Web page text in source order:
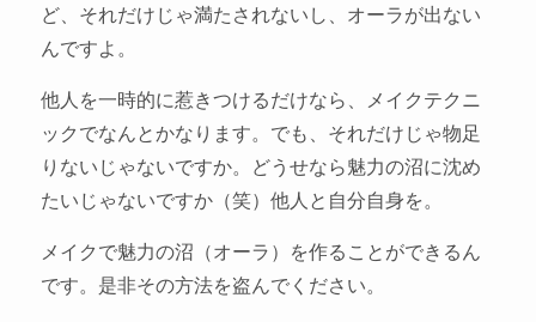
ど、それだけじゃ満たされないし、オーラが出ない
んですよ。
他人を一時的に惹きつけるだけなら、メイクテクニ
ックでなんとかなります。でも、それだけじゃ物足
りないじゃないですか。どうせなら魅力の沼に沈め
たいじゃないですか（笑）他人と自分自身を。
メイクで魅力の沼（オーラ）を作ることができるん
です。是非その方法を盗んでください。